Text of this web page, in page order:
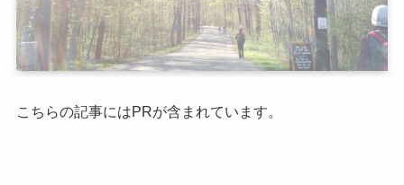
こちらの記事にはPRが含まれています。